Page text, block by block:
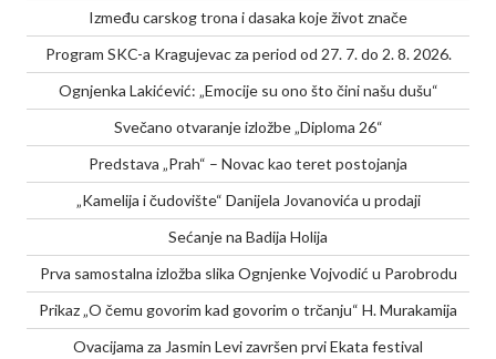
Između carskog trona i dasaka koje život znače
Program SKC-a Kragujevac za period od 27. 7. do 2. 8. 2026.
Ognjenka Lakićević: „Emocije su ono što čini našu dušu“
Svečano otvaranje izložbe „Diploma 26“
Predstava „Prah“ – Novac kao teret postojanja
„Kamelija i čudovište“ Danijela Jovanovića u prodaji
Sećanje na Badija Holija
Prva samostalna izložba slika Ognjenke Vojvodić u Parobrodu
Prikaz „O čemu govorim kad govorim o trčanju“ H. Murakamija
Ovacijama za Jasmin Levi završen prvi Ekata festival